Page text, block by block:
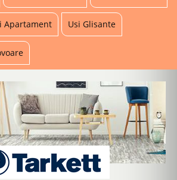
Apartament Usi Glisante